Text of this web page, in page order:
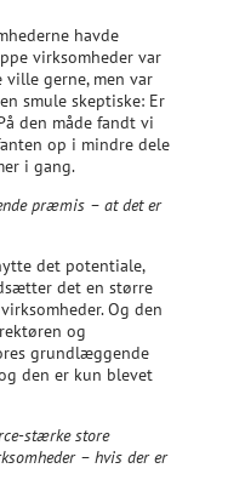
havde
virksomheder var
gerne, men var
smule skeptiske: Er
den måde fandt vi
op i mindre dele
i gang.
præmis – at det er
det potentiale,
det en større
Og den
og
grundlæggende
den er kun blevet
stærke store
– hvis der er